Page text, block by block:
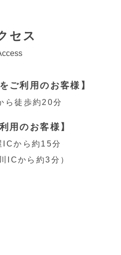
セス
ご利用のお客様】
ら徒歩約20分
用のお客様】
ICから約15分
ICから約3分）